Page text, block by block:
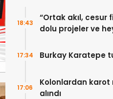
“Ortak akıl, cesur
dolu projeler ve
18:43
Burkay Karatepe
17:34
Kolonlardan karot
alındı
17:06